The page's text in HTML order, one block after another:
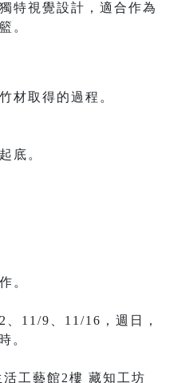
特視覺設計，適合作為
。
材取得的過程。
底。
。
、11/9、11/16，週日，
。
工藝館2樓 藏知工坊